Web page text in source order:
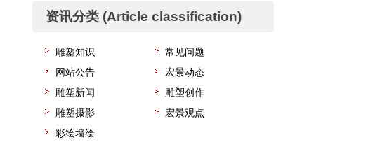
资讯分类 (Article classification)
雕塑知识
常见问题
网站公告
宏景动态
雕塑新闻
雕塑创作
雕塑摄影
宏景观点
彩绘墙绘